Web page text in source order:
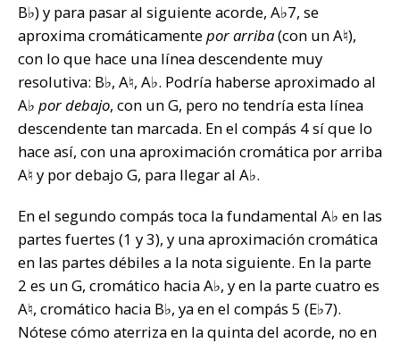
B♭) y para pasar al siguiente acorde, A♭7, se
aproxima cromáticamentepor arriba(con un A♮),
con lo que hace una línea descendente muy
resolutiva: B♭, A♮, A♭. Podría haberse aproximado al
A♭ por debajo, con un G, pero no tendría esta línea
descendente tan marcada. En el compás 4 sí que lo
hace así, con una aproximación cromática por arriba
A♮ y por debajo G, para llegar al A♭.
En el segundo compás toca la fundamental A♭ en las
partes fuertes (1 y 3), y una aproximación cromática
en las partes débiles a la nota siguiente. En la parte
2 es un G, cromático hacia A♭, y en la parte cuatro es
A♮, cromático hacia B♭, ya en el compás 5 (E♭7).
Nótese cómo aterriza en la quinta del acorde, no en